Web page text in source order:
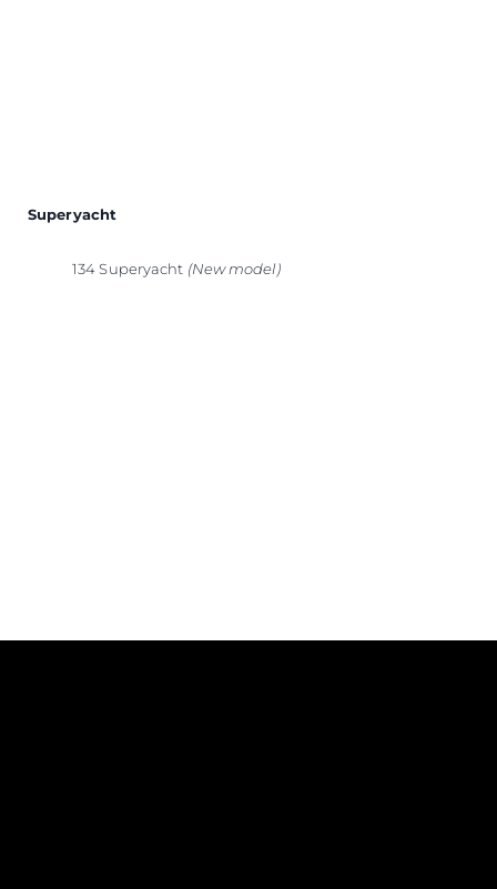
Superyacht
134 Superyacht (New model)